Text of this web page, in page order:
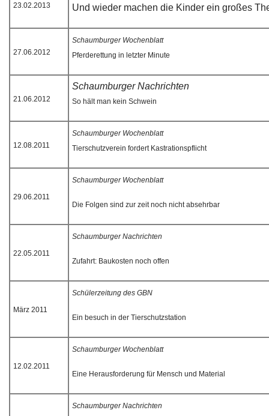
23.02.2013
Und wieder machen die Kinder ein großes
27.06.2012
Schaumburger Wochenblatt
Pferderettung in letzter Minute
21.06.2012
Schaumburger Nachrichten
So hält man kein Schwein
12.08.2011
Schaumburger Wochenblatt
Tierschutzverein fordert Kastrationspflicht
29.06.2011
Schaumburger Wochenblatt
Die Folgen sind zur zeit noch nicht absehrbar
22.05.2011
Schaumburger Nachrichten
Zufahrt: Baukosten noch offen
März 2011
Schülerzeitung des GBN
Ein besuch in der Tierschutzstation
12.02.2011
Schaumburger Wochenblatt
Eine Herausforderung für Mensch und Material
Schaumburger Nachrichten